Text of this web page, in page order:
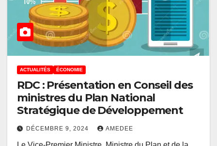
ACTUALITÉS ÉCONOMIE
RDC : Présentation en Conseil des
ministres du Plan National
Stratégique de Développement
DÉCEMBRE 9, 2024 AMEDEE